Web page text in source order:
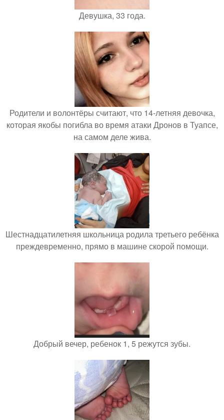
Девушка, 33 года.
Родители и волонтёры считают, что 14-летняя девочка,
которая якобы погибла во время атаки Дронов в Туапсе,
на самом деле жива.
Шестнадцатилетняя школьница родила третьего ребёнка
преждевременно, прямо в машине скорой помощи.
Добрый вечер, ребенок 1, 5 режутся зубы.